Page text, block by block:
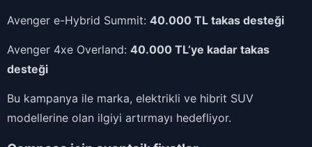
Avenger e-Hybrid Summit: 40.000 TL takas desteği
Avenger 4xe Overland: 40.000 TL’ye kadar takas
desteği
Bu kampanya ile marka, elektrikli ve hibrit SUV
modellerine olan ilgiyi artırmayı hedefliyor.